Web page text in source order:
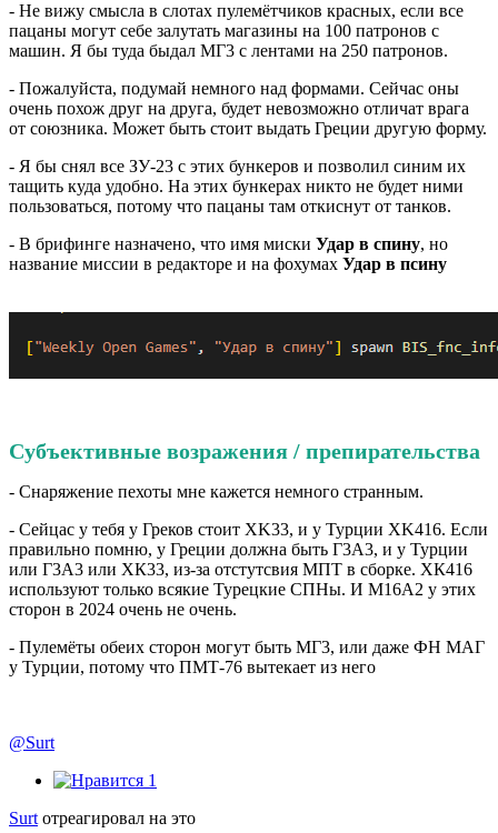
- Не вижу смысла в слотах пулемётчиков красных, если все
пацаны могут себе залутать магазины на 100 патронов с
машин. Я бы туда быдал МГ3 с лентами на 250 патронов.
- Пожалуйста, подумай немного над формами. Сейчас оны
очень похож друг на друга, будет невозможно отличат врага
от союзника. Может быть стоит выдать Греции другую форму.
- Я бы снял все ЗУ-23 с этих бункеров и позволил синим их
тащить куда удобно. На этих бункерах никто не будет ними
пользоваться, потому что пацаны там откиснут от танков.
- В брифинге назначено, что имя миски Удар в спину, но
название миссии в редакторе и на фохумах Удар в псину
Субъективные возражения / препирательства
- Снаряжение пехоты мне кажется немного странным.
- Сейцас у тебя у Греков стоит ХK33, и у Турции ХK416. Если
правильно помню, у Греции должна быть Г3А3, и у Турции
или Г3А3 или ХК33, из-за отстутсвия МПТ в сборке. ХК416
используют только всякие Турецкие СПНы. И М16А2 у этих
сторон в 2024 очень не очень.
- Пулемёты обеих сторон могут быть МГ3, или даже ФН МАГ
у Турции, потому что ПМТ-76 вытекает из него
@Surt
1
Surt отреагировал на это